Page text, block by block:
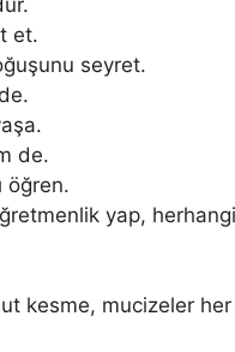
et.
seyret.
de.
öğren.
yap,
kesme, mucizeler her